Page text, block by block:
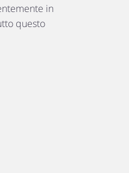
in
questo